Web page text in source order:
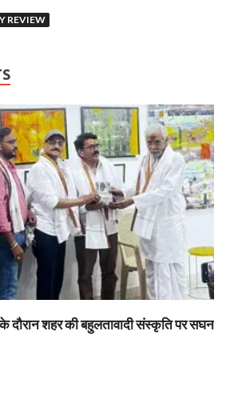
REVIEW
दौरान शहर की बहुलतावादी संस्कृति पर सघन